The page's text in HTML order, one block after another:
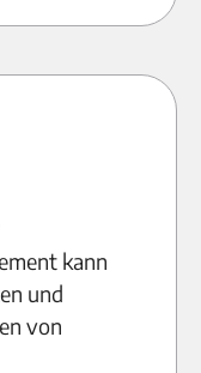
kann
und
von